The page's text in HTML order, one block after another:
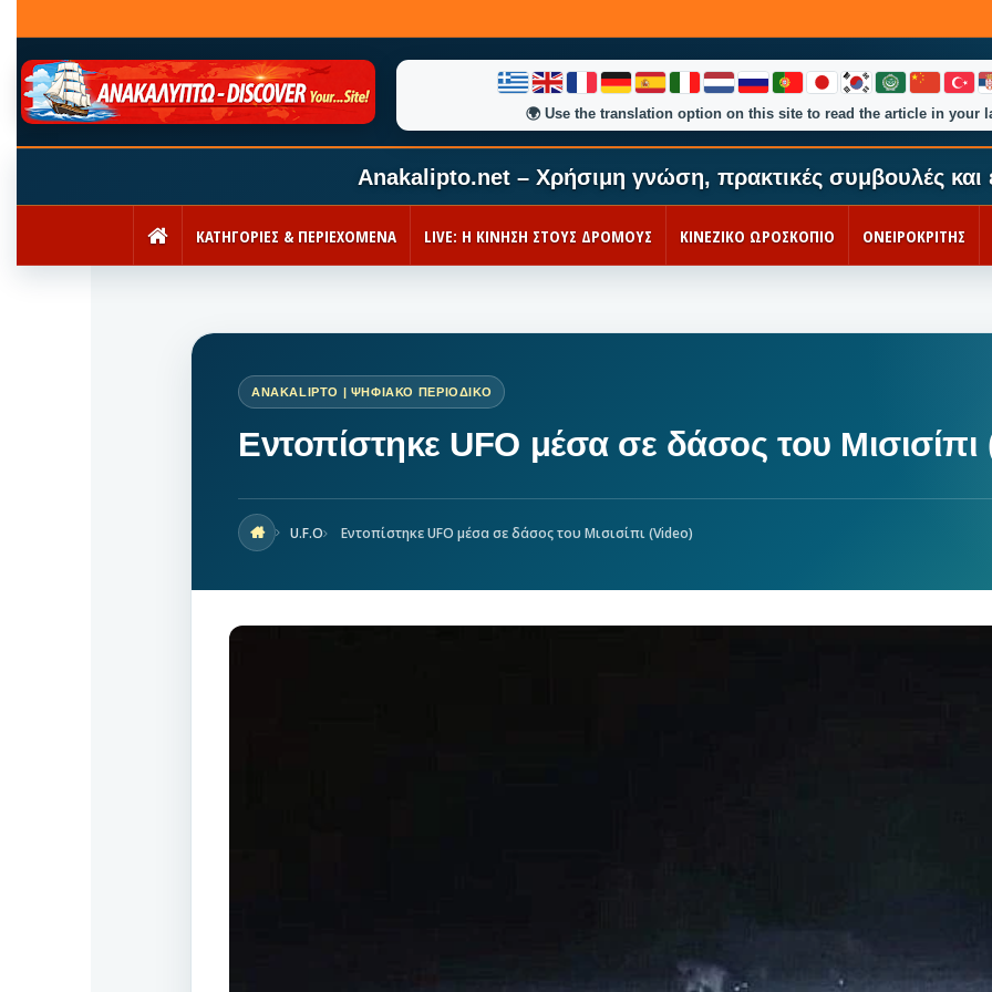
🌍Use the translation option on this site to read the article in your
Anakalipto.net – Χρήσιμη γνώση, πρακτικές συμβουλές και
ΑΡΧΙΚΉΚΑΤΗΓΟΡΙΕΣ & ΠΕΡΙΕΧΟΜΕΝΑ LIVE: Η ΚΙΝΗΣΗ ΣΤΟΥΣ ΔΡΟΜΟΥΣ ΚΙΝΕΖΙΚΟ ΩΡΟΣΚΟΠΙΟ ΟΝΕΙΡΟΚΡΙΤΗΣ
Εντοπίστηκε UFO μέσα σε δάσος του Μισισίπι
U.F.O Εντοπίστηκε UFO μέσα σε δάσος του Μισισίπι (Video)